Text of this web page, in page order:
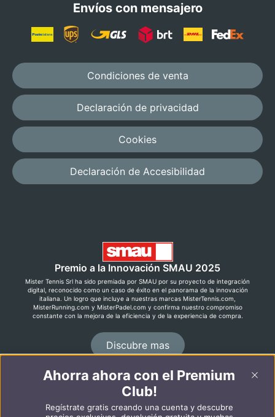
Envíos con mensajero
Condiciones de venta
Declaración de privacidad
Cookies
Declaración de Accesibilidad
Premio a la Innovación SMAU 2025
Mister Tennis Srl ha sido premiada por SMAU por su proyecto de integración
digital, reconocido como un caso de éxito en el panorama de la innovación
italiana. Un logro que incluye a nuestras marcas MisterTennis.com,
MisterRunning.com y MisterPadel.com y confirma nuestro compromiso
constante con la mejora de la eficiencia y de la experiencia de compra.
Discubre mas
©2026 MisterRunning.com
Italiano
English
Ahorra ahora con el Premium
Club!
Regístrate gratis creando una cuenta y descubre